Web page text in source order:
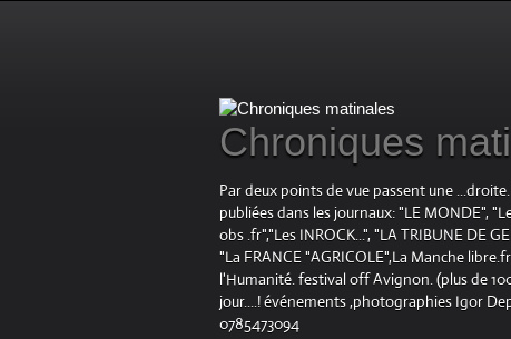
Chroniques
Par deux points de vue passent une
publiées dans les journaux: "LE MONDE",
obs .fr","Les INROCK...", "LA TRIBUNE DE
"La FRANCE "AGRICOLE",La Manche
l'Humanité. festival off Avignon. (plus de
jour....! événements ,photographies Igor
0785473094